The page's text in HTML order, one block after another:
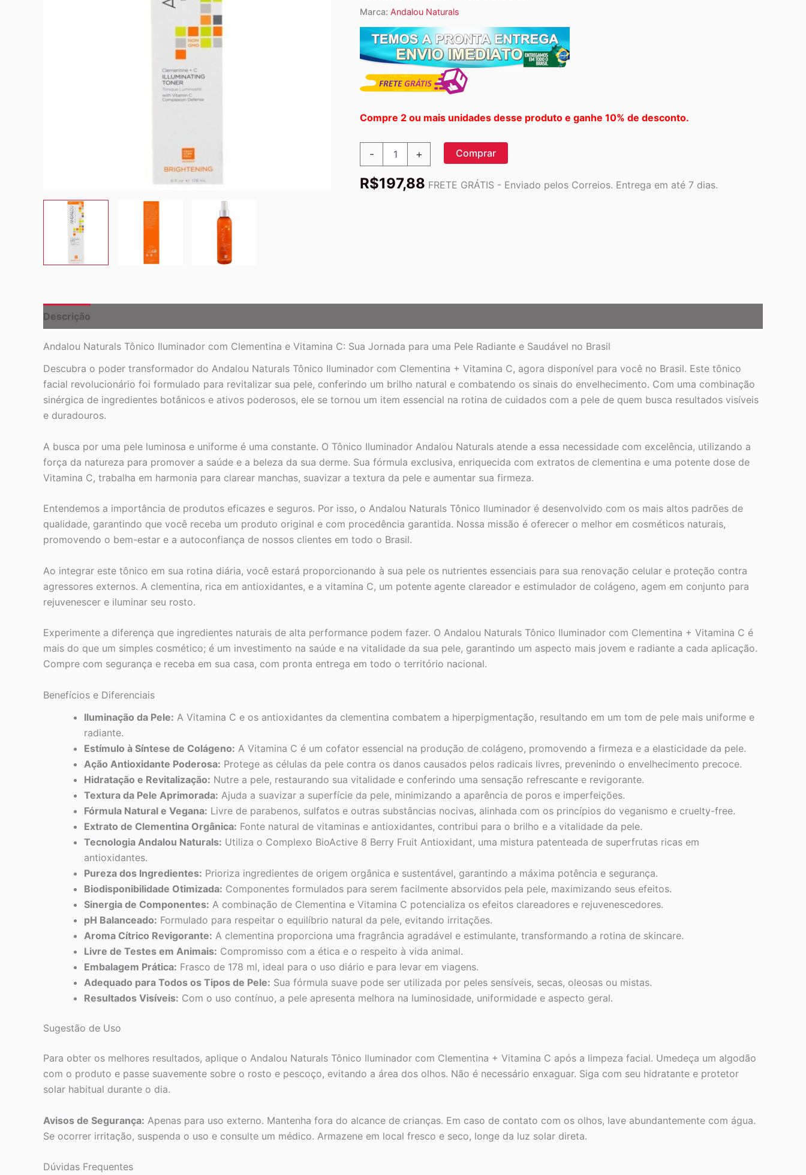
Marca: Andalou Naturals
Compre 2 ou mais unidades desse produto e ganhe 10% de desconto.
-
Iluminador
Radiante
+ Comprar
R$197,88 FRETE GRÁTIS - Enviado pelos Correios. Entrega em até 7 dias.
Descrição
Andalou Naturals Tônico Iluminador com Clementina e Vitamina C: Sua Jornada para uma Pele Radiante e Saudável no Brasil
Descubra o poder transformador do Andalou Naturals Tônico Iluminador com Clementina + Vitamina C, agora disponível para você no Brasil. Este tônico
facial revolucionário foi formulado para revitalizar sua pele, conferindo um brilho natural e combatendo os sinais do envelhecimento. Com uma combinação
sinérgica de ingredientes botânicos e ativos poderosos, ele se tornou um item essencial na rotina de cuidados com a pele de quem busca resultados visíveis
e duradouros.
A busca por uma pele luminosa e uniforme é uma constante. O Tônico Iluminador Andalou Naturals atende a essa necessidade com excelência, utilizando a
força da natureza para promover a saúde e a beleza da sua derme. Sua fórmula exclusiva, enriquecida com extratos de clementina e uma potente dose de
Vitamina C, trabalha em harmonia para clarear manchas, suavizar a textura da pele e aumentar sua firmeza.
Entendemos a importância de produtos eficazes e seguros. Por isso, o Andalou Naturals Tônico Iluminador é desenvolvido com os mais altos padrões de
qualidade, garantindo que você receba um produto original e com procedência garantida. Nossa missão é oferecer o melhor em cosméticos naturais,
promovendo o bem-estar e a autoconfiança de nossos clientes em todo o Brasil.
Ao integrar este tônico em sua rotina diária, você estará proporcionando à sua pele os nutrientes essenciais para sua renovação celular e proteção contra
agressores externos. A clementina, rica em antioxidantes, e a vitamina C, um potente agente clareador e estimulador de colágeno, agem em conjunto para
rejuvenescer e iluminar seu rosto.
Experimente a diferença que ingredientes naturais de alta performance podem fazer. O Andalou Naturals Tônico Iluminador com Clementina + Vitamina C é
mais do que um simples cosmético; é um investimento na saúde e na vitalidade da sua pele, garantindo um aspecto mais jovem e radiante a cada aplicação.
Compre com segurança e receba em sua casa, com pronta entrega em todo o território nacional.
Benefícios e Diferenciais
Iluminação da Pele: A Vitamina C e os antioxidantes da clementina combatem a hiperpigmentação, resultando em um tom de pele mais uniforme e
radiante.
Estímulo à Síntese de Colágeno: A Vitamina C é um cofator essencial na produção de colágeno, promovendo a firmeza e a elasticidade da pele.
Ação Antioxidante Poderosa: Protege as células da pele contra os danos causados pelos radicais livres, prevenindo o envelhecimento precoce.
Hidratação e Revitalização: Nutre a pele, restaurando sua vitalidade e conferindo uma sensação refrescante e revigorante.
Textura da Pele Aprimorada: Ajuda a suavizar a superfície da pele, minimizando a aparência de poros e imperfeições.
Fórmula Natural e Vegana: Livre de parabenos, sulfatos e outras substâncias nocivas, alinhada com os princípios do veganismo e cruelty-free.
Extrato de Clementina Orgânica: Fonte natural de vitaminas e antioxidantes, contribui para o brilho e a vitalidade da pele.
Tecnologia Andalou Naturals: Utiliza o Complexo BioActive 8 Berry Fruit Antioxidant, uma mistura patenteada de superfrutas ricas em
antioxidantes.
Pureza dos Ingredientes: Prioriza ingredientes de origem orgânica e sustentável, garantindo a máxima potência e segurança.
Biodisponibilidade Otimizada: Componentes formulados para serem facilmente absorvidos pela pele, maximizando seus efeitos.
Sinergia de Componentes: A combinação de Clementina e Vitamina C potencializa os efeitos clareadores e rejuvenescedores.
pH Balanceado: Formulado para respeitar o equilíbrio natural da pele, evitando irritações.
Aroma Cítrico Revigorante: A clementina proporciona uma fragrância agradável e estimulante, transformando a rotina de skincare.
Livre de Testes em Animais: Compromisso com a ética e o respeito à vida animal.
Embalagem Prática: Frasco de 178 ml, ideal para o uso diário e para levar em viagens.
Adequado para Todos os Tipos de Pele: Sua fórmula suave pode ser utilizada por peles sensíveis, secas, oleosas ou mistas.
Resultados Visíveis: Com o uso contínuo, a pele apresenta melhora na luminosidade, uniformidade e aspecto geral.
Sugestão de Uso
Para obter os melhores resultados, aplique o Andalou Naturals Tônico Iluminador com Clementina + Vitamina C após a limpeza facial. Umedeça um algodão
com o produto e passe suavemente sobre o rosto e pescoço, evitando a área dos olhos. Não é necessário enxaguar. Siga com seu hidratante e protetor
solar habitual durante o dia.
Avisos de Segurança: Apenas para uso externo. Mantenha fora do alcance de crianças. Em caso de contato com os olhos, lave abundantemente com água.
Se ocorrer irritação, suspenda o uso e consulte um médico. Armazene em local fresco e seco, longe da luz solar direta.
Dúvidas Frequentes